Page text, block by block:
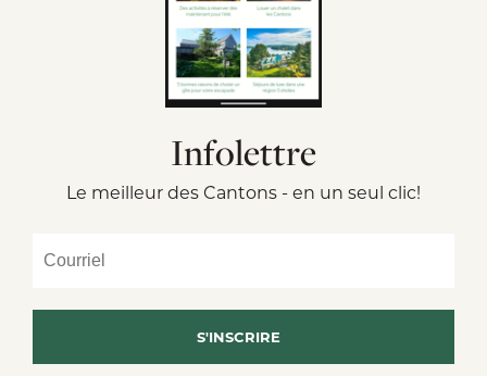
Infolettre
Le meilleur des Cantons - en un seul clic!